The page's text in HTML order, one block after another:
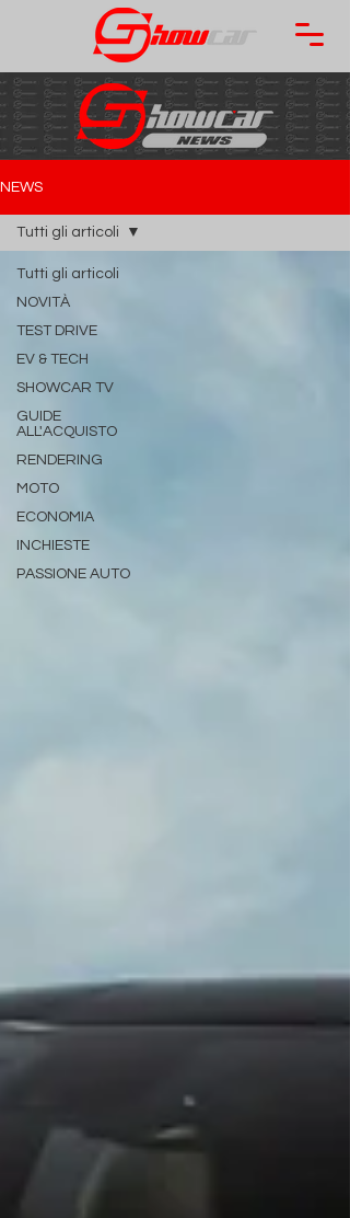
NEWS
Tutti gli articoli
NOVITÀ
TEST DRIVE
EV & TECH
SHOWCAR TV
GUIDE
ALL'ACQUISTO
RENDERING
MOTO
ECONOMIA
INCHIESTE
PASSIONE AUTO
Tutti gli articoli